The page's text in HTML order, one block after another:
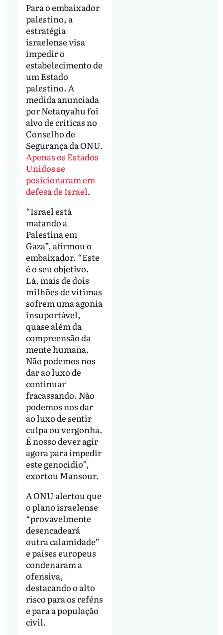
Para o embaixador
palestino, a
estratégia
israelense visa
impedir o
estabelecimento de
um Estado
palestino. A
medida anunciada
por Netanyahu foi
alvo de críticas no
Conselho de
Segurança da ONU.
Apenas os Estados
Unidos se
posicionaram em
defesa de Israel.
“Israel está
matando a
Palestina em
Gaza”, afirmou o
embaixador. “Este
é o seu objetivo.
Lá, mais de dois
milhões de vítimas
sofrem uma agonia
insuportável,
quase além da
compreensão da
mente humana.
Não podemos nos
dar ao luxo de
continuar
fracassando. Não
podemos nos dar
ao luxo de sentir
culpa ou vergonha.
É nosso dever agir
agora para impedir
este genocídio”,
exortou Mansour.
A ONU alertou que
o plano israelense
“provavelmente
desencadeará
outra calamidade”
e países europeus
condenaram a
ofensiva,
destacando o alto
risco para os reféns
e para a população
civil.